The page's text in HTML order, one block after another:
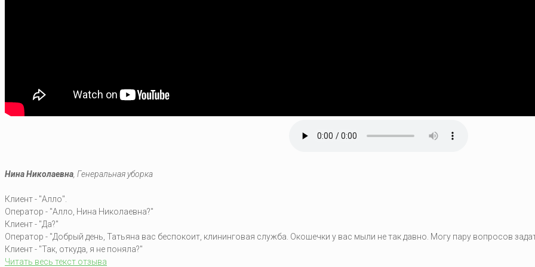
Нина Николаевна, Генеральная уборка
Клиент - "Алло".
Оператор - "Алло, Нина Николаевна?"
Клиент - "Да?"
Оператор - "Добрый день, Татьяна вас беспокоит, клининговая служба. Окошечки у вас мыли не так давно. Могу пару вопросов
Клиент - "Так, откуда, я не поняла?"
Читать весь текст отзыва